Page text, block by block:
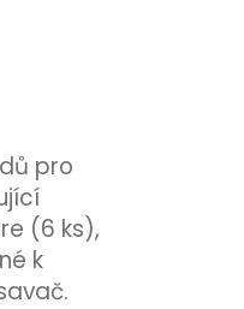
pro
(6 ks),
k